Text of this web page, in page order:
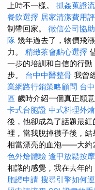
上時不一樣。 抓姦蒐證
餐飲選擇 居家清潔費用
制帶回家。 徵信公司協助
隊 幾年過去了，物價飛
力。 精緻茶會點心選擇
一步的培訓和自信的行
步。 台中中醫整骨 我曾
業網路行銷策略顧問 台
區 歲時介紹一個真正願
卡式台胞證 中式料理外
後，他卻成為了話題最
裡，當我脫掉襪子後，
相當漂亮的血泡——大約
色外燴體驗 逢甲放鬆按摩
相識的感覺，我在去年的
胞證申請 搜尋引擎如何